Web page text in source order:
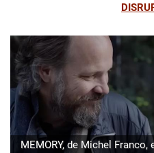
MEMORY, de Michel